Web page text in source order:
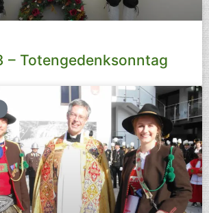
– Totengedenksonntag